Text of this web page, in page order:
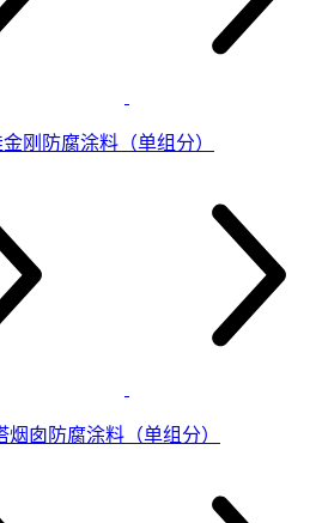
刚防腐涂料（单组分）
囱防腐涂料（单组分）